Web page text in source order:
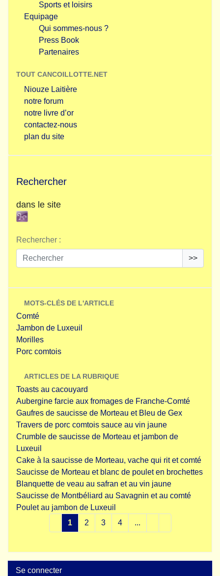
Sports et loisirs
Equipage
Qui sommes-nous ?
Press Book
Partenaires
TOUT CANCOILLOTTE.NET
Niouze Laitière
notre forum
notre livre d’or
contactez-nous
plan du site
Rechercher
dans le site
Rechercher :
>>
MOTS-CLÉS DE L'ARTICLE
Comté
Jambon de Luxeuil
Morilles
Porc comtois
ARTICLES DE LA RUBRIQUE
Toasts au cacouyard
Aubergine farcie aux fromages de Franche-Comté
Gaufres de saucisse de Morteau et Bleu de Gex
Travers de porc comtois sauce au vin jaune
Crumble de saucisse de Morteau et jambon de
Luxeuil
Cake à la saucisse de Morteau, vache qui rit et comté
Saucisse de Morteau et blanc de poulet en brochettes
Blanquette de veau au safran et au vin jaune
Saucisse de Montbéliard au Savagnin et au comté
Poulet au jambon de Luxeuil
1
2 3 4 ...
Se connecter